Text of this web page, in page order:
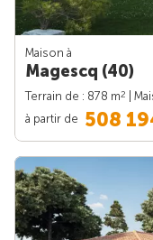
Maison à
Magescq (40)
Terrain de : 878 m2 |
à partir de 508